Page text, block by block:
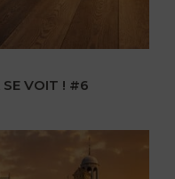
SE VOIT ! #6